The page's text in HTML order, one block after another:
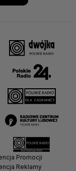
Promocji
Reklamy